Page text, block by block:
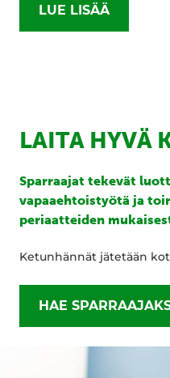
LUE LISÄÄ
LAITA HYVÄ
Sparraajat tekevät
vapaaehtoistyötä ja
periaatteiden
Ketunhännät jätetään
HAE